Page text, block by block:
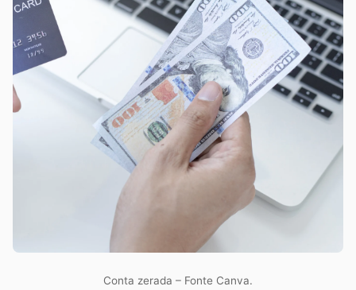
Conta zerada – Fonte Canva.